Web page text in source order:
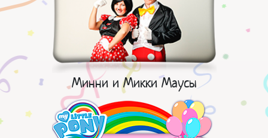
Минни и Микки Маусы